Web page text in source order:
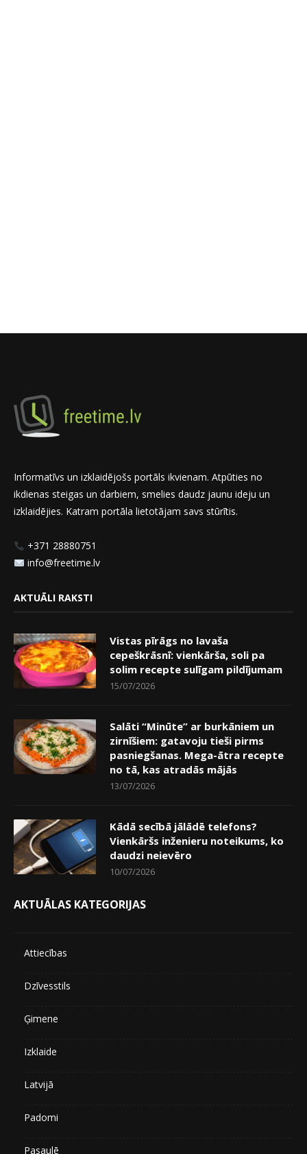
Informatīvs un izklaidējošs portāls ikvienam. Atpūties no
ikdienas steigas un darbiem, smelies daudz jaunu ideju un
izklaidējies. Katram portāla lietotājam savs stūrītis.
+371 28880751
info@freetime.lv
AKTUĀLI RAKSTI
Vistas pīrāgs no lavaša
cepeškrāsnī: vienkārša, soli pa
solim recepte sulīgam pildījumam
15/07/2026
Salāti “Minūte” ar burkāniem un
zirnīšiem: gatavoju tieši pirms
pasniegšanas. Mega-ātra recepte
no tā, kas atradās mājās
13/07/2026
Kādā secībā jālādē telefons?
Vienkāršs inženieru noteikums, ko
daudzi neievēro
10/07/2026
AKTUĀLAS KATEGORIJAS
Attiecības
Dzīvesstils
Ģimene
Izklaide
Latvijā
Padomi
Pasaulē